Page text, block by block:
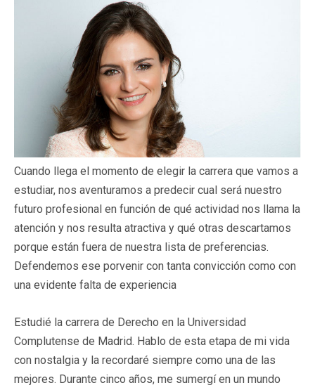
Cuando llega el momento de elegir la carrera que vamos a
estudiar, nos aventuramos a predecir cual será nuestro
futuro profesional en función de qué actividad nos llama la
atención y nos resulta atractiva y qué otras descartamos
porque están fuera de nuestra lista de preferencias.
Defendemos ese porvenir con tanta convicción como con
una evidente falta de experiencia
Estudié la carrera de Derecho en la Universidad
Complutense de Madrid. Hablo de esta etapa de mi vida
con nostalgia y la recordaré siempre como una de las
mejores. Durante cinco años, me sumergí en un mundo